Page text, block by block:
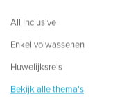
All Inclusive
Enkel volwassenen
Huwelijksreis
Bekijk alle thema's